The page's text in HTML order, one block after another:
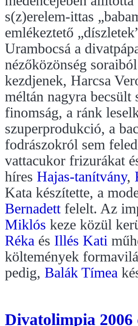
s(z)erelem-ittas
emlékeztető
Urambocsá a
nézőközönség
kezdjenek, Harcsa
méltán nagyra becsült
finomság, a ránk
szuperprodukció, a
fodrászokról sem
vattacukor frizurákat
híres Hajas-tanítvány,
Kata készítette, a
Bernadettfelelt. Az
Miklós keze közül
Réka és Illés Kati
költemények
pedig, Balák Tímea
Divatolimpia